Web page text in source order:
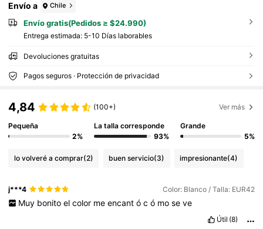
Envío a Chile
Envío gratis(Pedidos ≥ $24.990)
Entrega estimada: 5-10 Días laborables
Devoluciones gratuitas
Pagos seguros · Protección de privacidad
4,84 (100+) Ver más
Pequeña
2%
La talla corresponde
93%
Grande
5%
lo volveré a comprar(2) buen servicio(3) impresionante(4)
j***4 Color: Blanco / Talla: EUR42
Muy bonito el color me encant ó c ó mo se ve
Útil (8)